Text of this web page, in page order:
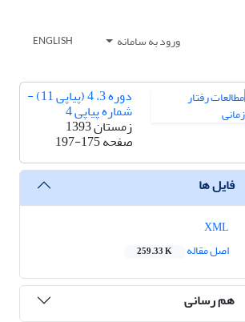
ورود به سامانه ENGLISH
دوره 3، 4 (پیاپی 11) -
شماره پیاپی 4
زمستان 1393
صفحه197-175
فایل ها
اصل مقاله
259.33 K
هم رسانی